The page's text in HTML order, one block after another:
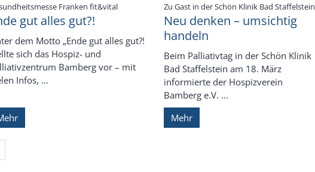
Franken fit&vital:
gut alles gut?!
dem Motto „Ende gut alles gut?!
sich das Hospiz- und
Bamberg vor – mit
Infos, ...
Zu Gast in der Schön Klinik Bad Staffelstein
Neu denken – umsichtig
handeln
Beim Palliativtag in der Schön Klinik
Bad Staffelstein am 18. März
informierte der Hospizverein
Bamberg e.V. ...
Mehr
Seite